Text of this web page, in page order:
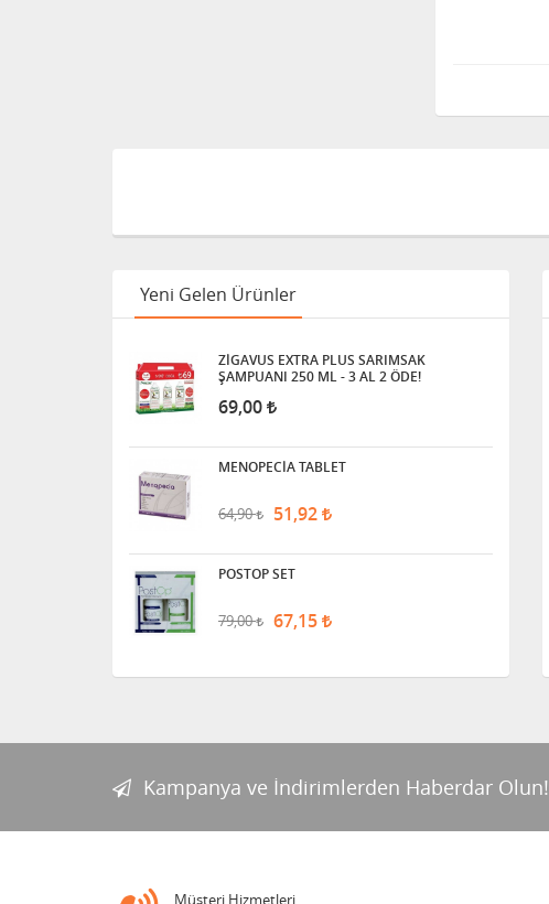
Yeni Gelen Ürünler
ZİGAVUS EXTRA PLUS SARIMSAK
ŞAMPUANI 250 ML - 3 AL 2 ÖDE!
69,00
MENOPECİA TABLET
64,90 51,92
POSTOP SET
79,00 67,15
Kampanya ve İndirimlerden Haberdar Olun!
Müşteri Hizmetleri